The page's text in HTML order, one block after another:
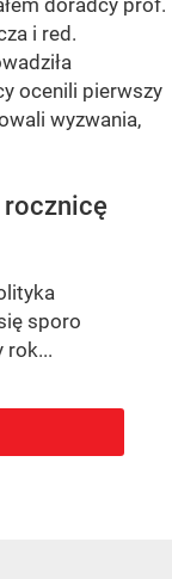
i red.
ocenili pierwszy
wyzwania,
rocznicę
sporo
rok...